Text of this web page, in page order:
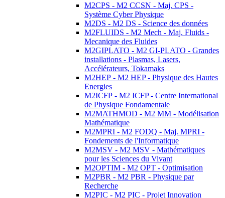
M2CPS - M2 CCSN - Maj. CPS -
Système Cyber Physique
M2DS - M2 DS - Science des données
M2FLUIDS - M2 Mech - Maj. Fluids -
Mecanique des Fluides
M2GIPLATO - M2 GI-PLATO - Grandes
installations - Plasmas, Lasers,
Accélérateurs, Tokamaks
M2HEP - M2 HEP - Physique des Hautes
Energies
M2ICFP - M2 ICFP - Centre International
de Physique Fondamentale
M2MATHMOD - M2 MM - Modélisation
Mathématique
M2MPRI - M2 FODQ - Maj. MPRI -
Fondements de l'Informatique
M2MSV - M2 MSV - Mathématiques
pour les Sciences du Vivant
M2OPTIM - M2 OPT - Optimisation
M2PBR - M2 PBR - Physique par
Recherche
M2PIC - M2 PIC - Projet Innovation